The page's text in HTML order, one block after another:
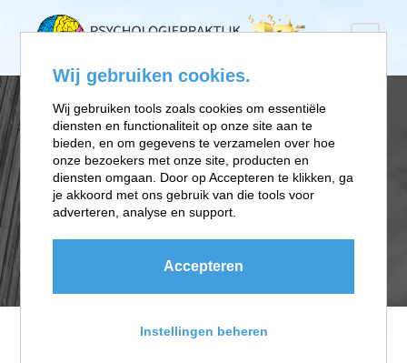
STRESSMANAGEM
ENT-TRAINING-
HILVERSUM
Wij gebruiken cookies.
Wij gebruiken tools zoals cookies om essentiële
diensten en functionaliteit op onze site aan te
bieden, en om gegevens te verzamelen over hoe
onze bezoekers met onze site, producten en
diensten omgaan. Door op Accepteren te klikken, ga
je akkoord met ons gebruik van die tools voor
adverteren, analyse en support.
Accepteren
Instellingen beheren